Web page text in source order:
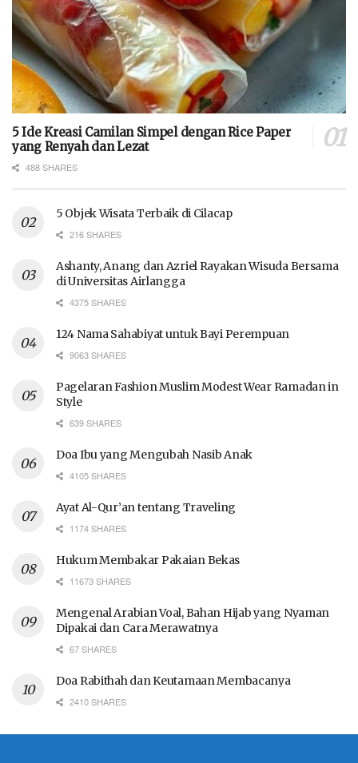
5 Ide Kreasi Camilan Simpel dengan Rice Paper
yang Renyah dan Lezat
488 SHARES
5 Objek Wisata Terbaik di Cilacap
216 SHARES
Ashanty, Anang dan Azriel Rayakan Wisuda Bersama
di Universitas Airlangga
4375 SHARES
124 Nama Sahabiyat untuk Bayi Perempuan
9063 SHARES
Pagelaran Fashion Muslim Modest Wear Ramadan in
Style
639 SHARES
Doa Ibu yang Mengubah Nasib Anak
4105 SHARES
Ayat Al-Qur’an tentang Traveling
1174 SHARES
Hukum Membakar Pakaian Bekas
11673 SHARES
Mengenal Arabian Voal, Bahan Hijab yang Nyaman
Dipakai dan Cara Merawatnya
67 SHARES
Doa Rabithah dan Keutamaan Membacanya
2410 SHARES